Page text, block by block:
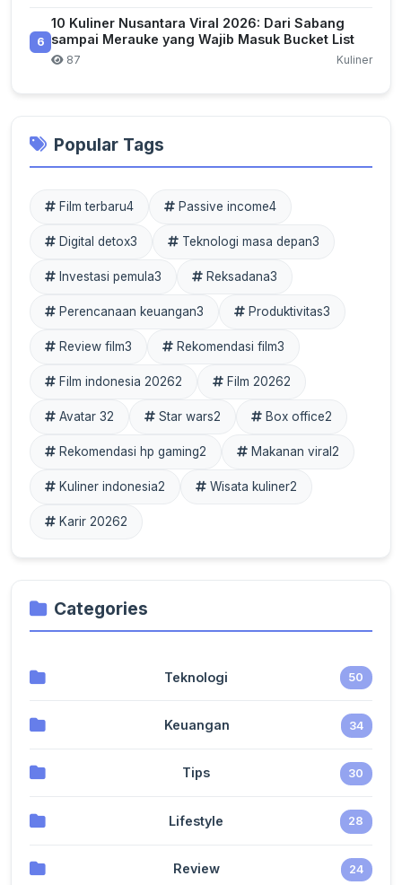
6
10 Kuliner Nusantara Viral 2026: Dari Sabang
sampai Merauke yang Wajib Masuk Bucket List
87 Kuliner
Popular Tags
Film terbaru4 Passive income4
Digital detox3 Teknologi masa depan3
Investasi pemula3 Reksadana3
Perencanaan keuangan3 Produktivitas3
Review film3 Rekomendasi film3
Film indonesia 20262 Film 20262
Avatar 32 Star wars2 Box office2
Rekomendasi hp gaming2 Makanan viral 2
Kuliner indonesia2 Wisata kuliner2
Karir 20262
Categories
Teknologi 50
Keuangan 34
Tips 30
Lifestyle 28
Review 24